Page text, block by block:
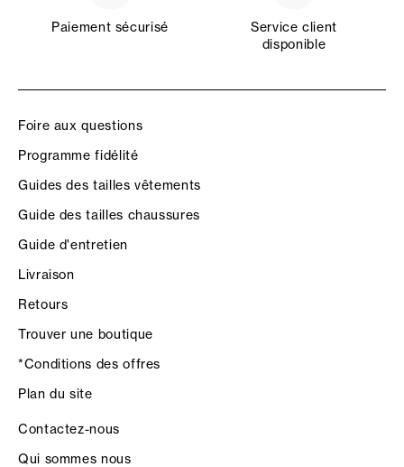
Paiement sécurisé
Service client
disponible
Foire aux questions
Programme fidélité
Guides des tailles vêtements
Guide des tailles chaussures
Guide d'entretien
Livraison
Retours
Trouver une boutique
*Conditions des offres
Plan du site
Contactez-nous
Qui sommes nous